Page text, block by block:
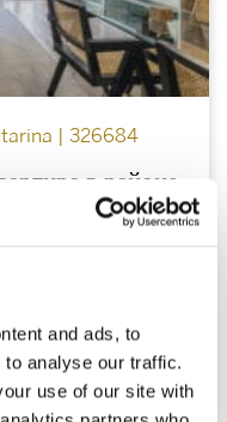
and ads, to
analyse our traffic.
use of our site with
| 326684
в районе
столовая с
которой выходят 2